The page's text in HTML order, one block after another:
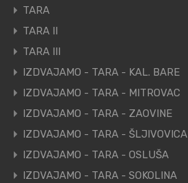
TARA
TARA II
TARA III
IZDVAJAMO - TARA - KAL. BARE
IZDVAJAMO - TARA - MITROVAC
IZDVAJAMO - TARA - ZAOVINE
IZDVAJAMO - TARA - ŠLJIVOVICA
IZDVAJAMO - TARA - OSLUŠA
IZDVAJAMO - TARA - SOKOLINA